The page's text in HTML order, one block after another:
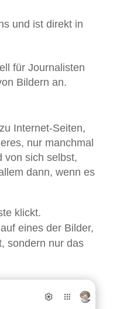
und ist direkt in
für Journalisten
Bildern an.
Internet-Seiten,
nur manchmal
von sich selbst,
dann, wenn es
klickt.
eines der Bilder,
sondern nur das